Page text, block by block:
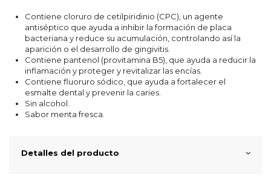
Contiene cloruro de cetilpiridinio (CPC), un agente
antiséptico que ayuda a inhibir la formación de placa
bacteriana y reduce su acumulación, controlando así la
aparición o el desarrollo de gingivitis.
Contiene pantenol (provitamina B5), que ayuda a reducir la
inflamación y proteger y revitalizar las encías.
Contiene fluoruro sódico, que ayuda a fortalecer el
esmalte dental y prevenir la caries.
Sin alcohol.
Sabor menta fresca.
Detalles del producto